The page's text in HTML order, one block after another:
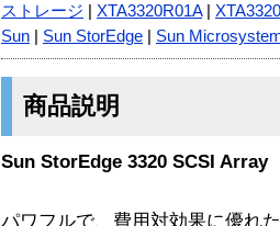
ストレージ XTA3320R01A|
Sun
Sun StorEdge Sun
商品説明
Sun StorEdge 3320 SCSI Array
パワフルで、費用対効果に優れ